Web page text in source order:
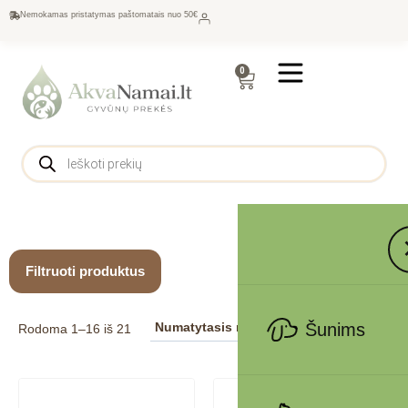
Nemokamas pristatymas paštomatais nuo 50€
0
Šunims
Filtruoti produktus
Rodoma 1–16 iš 21